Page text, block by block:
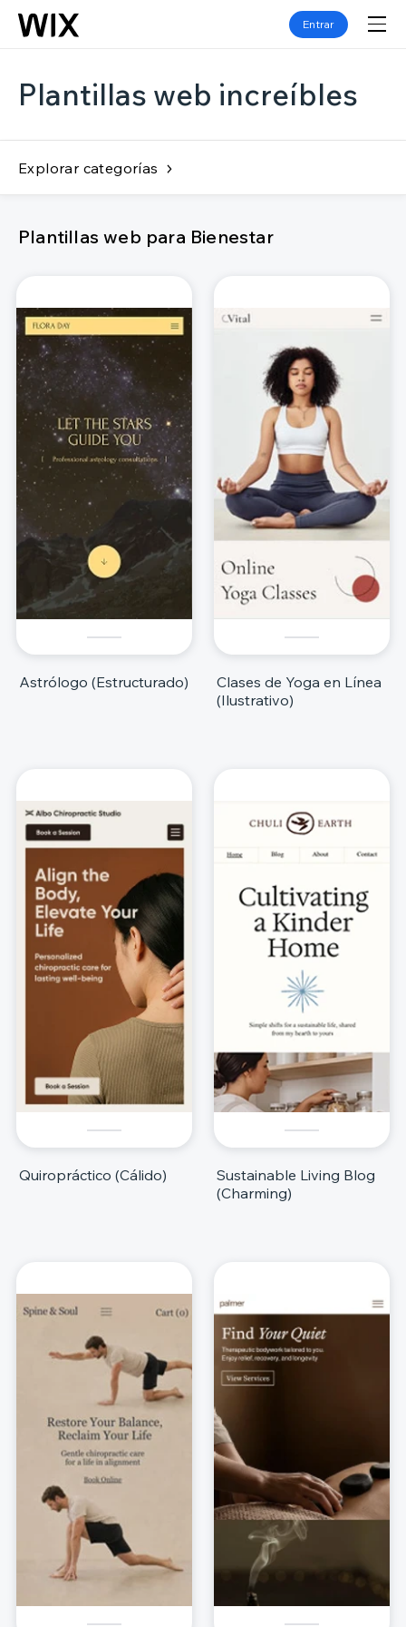
Entrar
Plantillas web increíbles
Explorar categorías
Plantillas web para Bienestar
Astrólogo (Estructurado)
Clases de Yoga en Línea
(Ilustrativo)
Quiropráctico (Cálido)
Sustainable Living Blog
(Charming)